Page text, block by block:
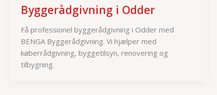
Byggerådgivning i Odder
Få professionel byggerådgivning i Odder med
BENGA Byggerådgivning. Vi hjælper med
køberrådgivning, byggetilsyn, renovering og
tilbygning.